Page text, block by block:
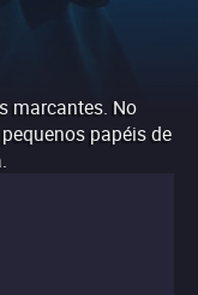
marcantes. No
papéis de